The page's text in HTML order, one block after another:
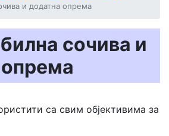
и додатна опрема
сочива и
са свим објективима за